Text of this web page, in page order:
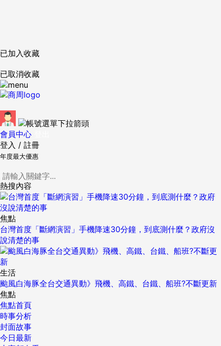
已加入收藏
已取消收藏
會員中心
登入 / 註冊
年度最大優惠
熱搜內容
焦點
台灣首度「斷網演習」手機降速30分鐘，到底測什麼？政府沒
說清楚的事
生活
颱風白海豚全台交通異動》飛機、高鐵、台鐵、船班?不斷更新
焦點
焦點首頁
時事分析
封面故事
今日最新